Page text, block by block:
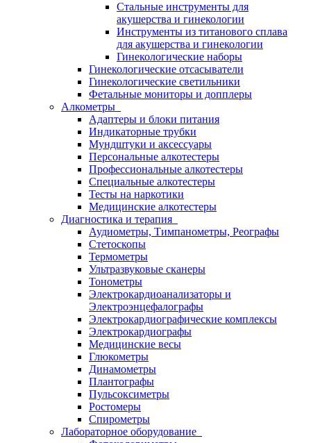
Стальные инструменты для
акушерства и гинекологии
Инструменты из титанового сплава
для акушерства и гинекологии
Гинекологические наборы
Гинекологические отсасыватели
Гинекологические светильники
Фетальные мониторы и допплеры
Алкометры
Адаптеры и блоки питания
Индикаторные трубки
Мундштуки и аксессуары
Персональные алкотестеры
Профессиональные алкотестеры
Специальные алкотестеры
Тесты на наркотики
Медицинские алкотестеры
Диагностика и терапия
Аудиометры, Тимпанометры, Реографы
Стетоскопы
Термометры
Ультразвуковые сканеры
Тонометры
Электрокардиоанализаторы и
Электроэнцефалографы
Электрокардиографические комплексы
Электрокардиографы
Медицинские весы
Глюкометры
Динамометры
Плантографы
Пульсоксиметры
Ростомеры
Спирометры
Лабораторное оборудование